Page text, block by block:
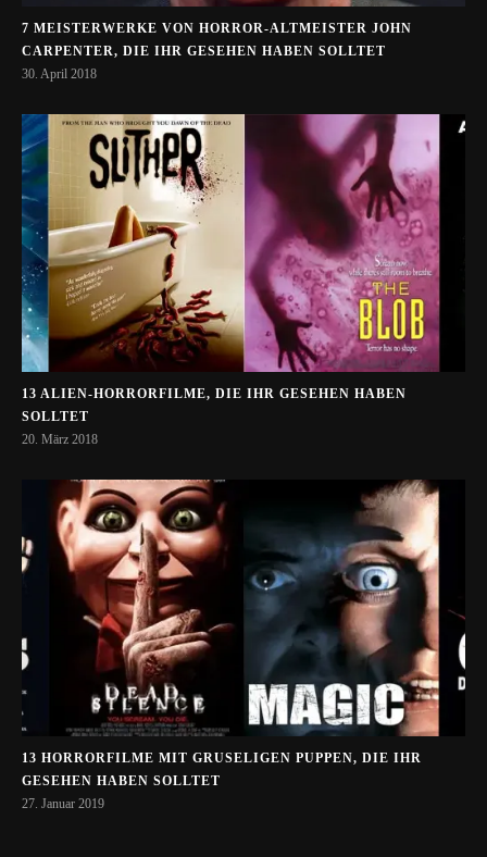
7 MEISTERWERKE VON HORROR-ALTMEISTER JOHN
CARPENTER, DIE IHR GESEHEN HABEN SOLLTET
30. April 2018
13 ALIEN-HORRORFILME, DIE IHR GESEHEN HABEN
SOLLTET
20. März 2018
13 HORRORFILME MIT GRUSELIGEN PUPPEN, DIE IHR
GESEHEN HABEN SOLLTET
27. Januar 2019